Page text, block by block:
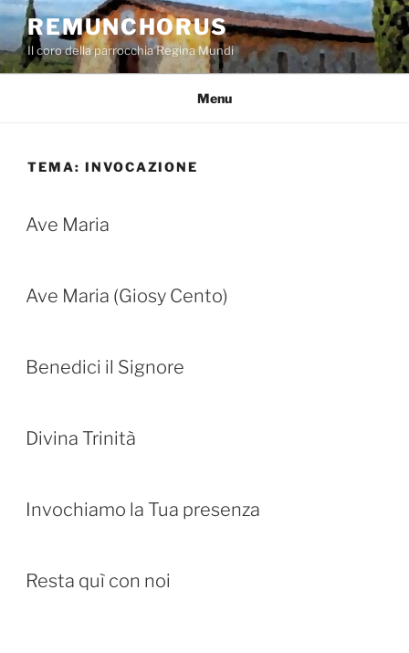
Salta
contenuto
REMUNCHORUS
Il coro della parrocchia Regina Mundi
Menu
TEMA: INVOCAZIONE
Ave Maria
Ave Maria (Giosy Cento)
Benedici il Signore
Divina Trinità
Invochiamo la Tua presenza
Resta quì con noi